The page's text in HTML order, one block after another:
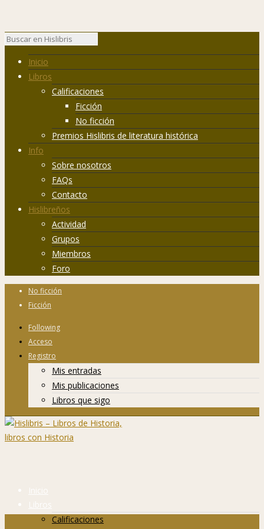
Inicio
Libros
Calificaciones
Ficción
No ficción
Premios Hislibris de literatura histórica
Info
Sobre nosotros
FAQs
Contacto
Hislibreños
Actividad
Grupos
Miembros
Foro
No ficción
Ficción
Following
Acceso
Registro
Mis entradas
Mis publicaciones
Libros que sigo
Inicio
Libros
Calificaciones